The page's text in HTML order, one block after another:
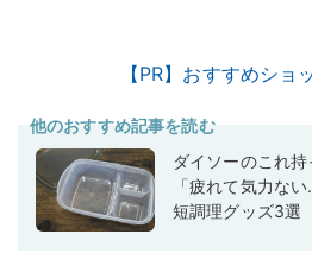
【PR】おすすめショ
他のおすすめ記事を読む
ダイソーのこれ持
「疲れて気力な
短調理グッズ3選